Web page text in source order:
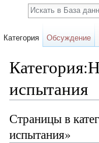
испытания
Страницы в
испытания»
Категория Обсуждение
Поиск